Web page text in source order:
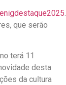
que serão
terá 11
desta
da cultura